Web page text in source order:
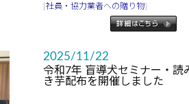
社員・協力業者への贈り物
2025/11/22
令和7年 盲導犬セミナー・読
き芋配布を開催しました